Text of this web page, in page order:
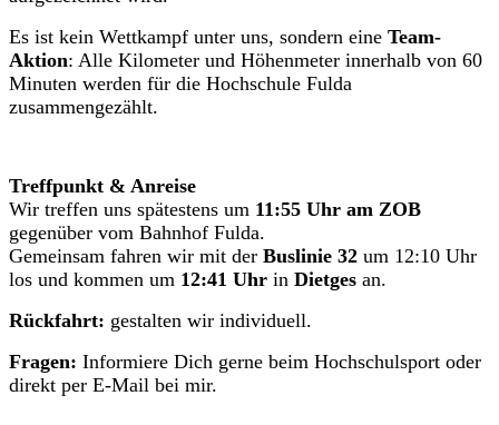
Es ist kein Wettkampf unter uns, sondern eine Team-
Aktion: Alle Kilometer und Höhenmeter innerhalb von 60
Minuten werden für die Hochschule Fulda
zusammengezählt.
Treffpunkt & Anreise
Wir treffen uns spätestens um 11:55 Uhr am ZOB
gegenüber vom Bahnhof Fulda.
Gemeinsam fahren wir mit der Buslinie 32 um 12:10 Uhr
los und kommen um 12:41 Uhr in Dietges an.
Rückfahrt: gestalten wir individuell.
Fragen: Informiere Dich gerne beim Hochschulsport oder
direkt per E-Mail bei mir.